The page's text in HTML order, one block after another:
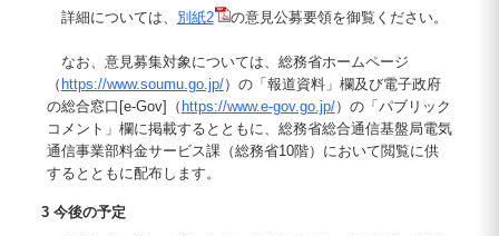
詳細については、 別紙2 の意見公募要領を御覧ください。
なお、意見募集対象については、総務省ホームページ
（ https://www.soumu.go.jp/）の「報道資料」欄及び電子政府
の総合窓口[e-Gov]（ https://www.e-gov.go.jp/）の「パブリック
コメント」欄に掲載するとともに、総務省総合通信基盤局電気
通信事業部料金サービス課（総務省10階）において閲覧に供
するとともに配布します。
3 今後の予定